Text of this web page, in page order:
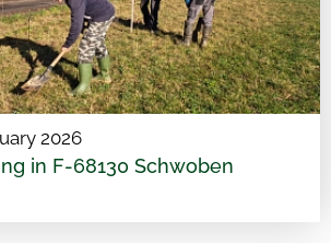
2026
in F-68130 Schwoben